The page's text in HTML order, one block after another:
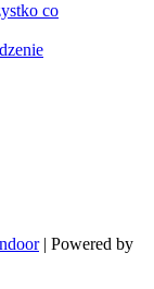
co
| Powered by